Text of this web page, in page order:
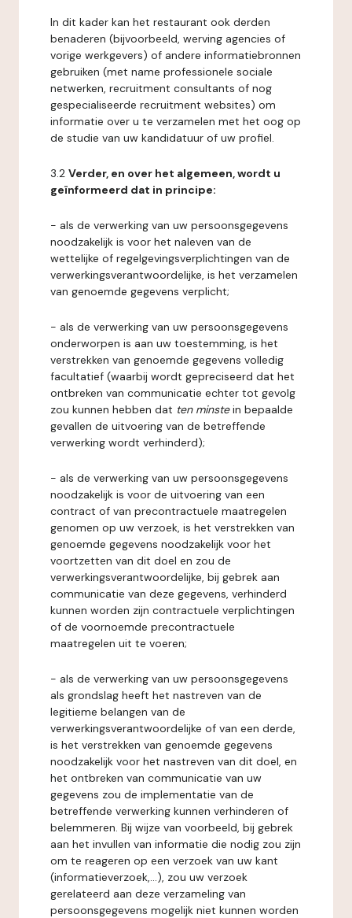
In dit kader kan het restaurant ook derden
benaderen (bijvoorbeeld, werving agencies of
vorige werkgevers) of andere informatiebronnen
gebruiken (met name professionele sociale
netwerken, recruitment consultants of nog
gespecialiseerde recruitment websites) om
informatie over u te verzamelen met het oog op
de studie van uw kandidatuur of uw profiel.
3.2 Verder, en over het algemeen, wordt u
geïnformeerd dat in principe:
- als de verwerking van uw persoonsgegevens
noodzakelijk is voor het naleven van de
wettelijke of regelgevingsverplichtingen van de
verwerkingsverantwoordelijke, is het verzamelen
van genoemde gegevens verplicht;
- als de verwerking van uw persoonsgegevens
onderworpen is aan uw toestemming, is het
verstrekken van genoemde gegevens volledig
facultatief (waarbij wordt gepreciseerd dat het
ontbreken van communicatie echter tot gevolg
zou kunnen hebben dat ten minstein bepaalde
gevallen de uitvoering van de betreffende
verwerking wordt verhinderd);
- als de verwerking van uw persoonsgegevens
noodzakelijk is voor de uitvoering van een
contract of van precontractuele maatregelen
genomen op uw verzoek, is het verstrekken van
genoemde gegevens noodzakelijk voor het
voortzetten van dit doel en zou de
verwerkingsverantwoordelijke, bij gebrek aan
communicatie van deze gegevens, verhinderd
kunnen worden zijn contractuele verplichtingen
of de voornoemde precontractuele
maatregelen uit te voeren;
- als de verwerking van uw persoonsgegevens
als grondslag heeft het nastreven van de
legitieme belangen van de
verwerkingsverantwoordelijke of van een derde,
is het verstrekken van genoemde gegevens
noodzakelijk voor het nastreven van dit doel, en
het ontbreken van communicatie van uw
gegevens zou de implementatie van de
betreffende verwerking kunnen verhinderen of
belemmeren. Bij wijze van voorbeeld, bij gebrek
aan het invullen van informatie die nodig zou zijn
om te reageren op een verzoek van uw kant
(informatieverzoek,...), zou uw verzoek
gerelateerd aan deze verzameling van
persoonsgegevens mogelijk niet kunnen worden